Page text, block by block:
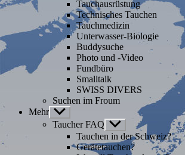
Tauchausrüstung
Technisches Tauchen
Tauchmedizin
Unterwasser-Biologie
Buddysuche
Photo und -Video
Fundbüro
Smalltalk
SWISS DIVERS
Suchen im Froum
Mehr Untermenü
anzeigen
Taucher FAQ Untermenü
anzeigen
Tauchen in der Schweiz?
Gerätetauchen?